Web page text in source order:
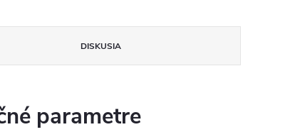
DISKUSIA
parametre